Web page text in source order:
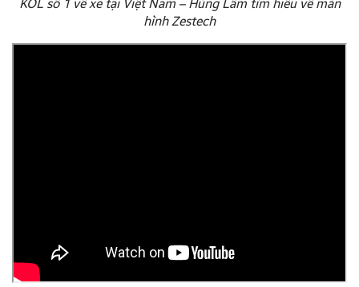
KOL số 1 về xe tại Việt Nam – Hùng Lâm tìm hiểu về màn
hình Zestech